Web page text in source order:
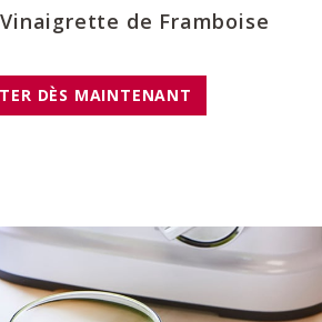
de Framboise
DÈS MAINTENANT